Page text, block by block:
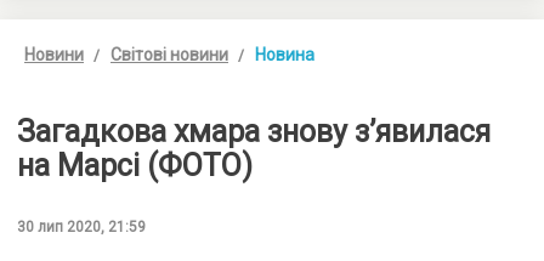
Новини Світові новини Новина
Загадкова хмара знову з’явилася
на Марсі (ФОТО)
30 лип 2020, 21:59